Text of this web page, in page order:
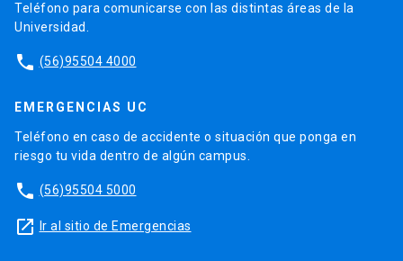
Teléfono para comunicarse con las distintas áreas de la
Universidad.
phone (56)95504 4000
EMERGENCIAS UC
Teléfono en caso de accidente o situación que ponga en
riesgo tu vida dentro de algún campus.
phone (56)95504 5000
launch Ir al sitio de Emergencias